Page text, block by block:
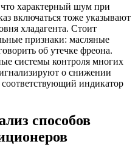
характерный шум при
включаться тоже указывают
хладагента. Стоит
признаки: масляные
об утечке фреона.
системы контроля многих
о снижении
соответствующий индикатор
способов